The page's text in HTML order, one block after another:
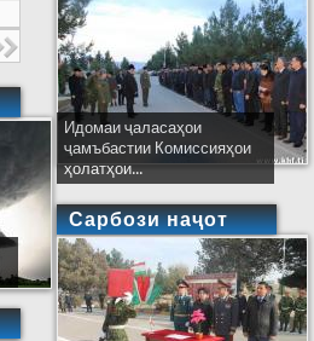
Идомаи ҷаласаҳои
ҷамъбастии Комиссияҳои
ҳолатҳои...
Сарбози наҷот